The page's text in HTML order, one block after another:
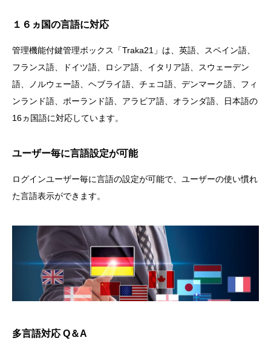
１６ヵ国の言語に対応
管理機能付鍵管理ボックス「Traka21」は、英語、スペイン語、
フランス語、ドイツ語、ロシア語、イタリア語、スウェーデン
語、ノルウェー語、ヘブライ語、チェコ語、デンマーク語、フィ
ンランド語、ポーランド語、アラビア語、オランダ語、日本語の
16ヵ国語に対応しています。
ユーザー毎に言語設定が可能
ログインユーザー毎に言語の設定が可能で、ユーザーの使い慣れ
た言語表示ができます。
多言語対応 Q＆A